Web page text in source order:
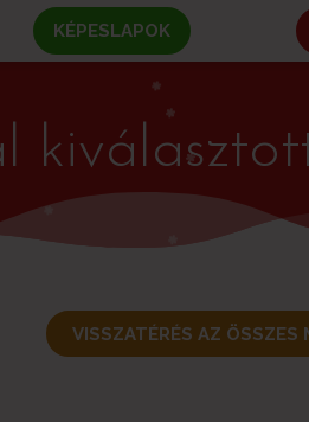
KÉPESLAPOK
VISSZATÉRÉS AZ ÖSSZES